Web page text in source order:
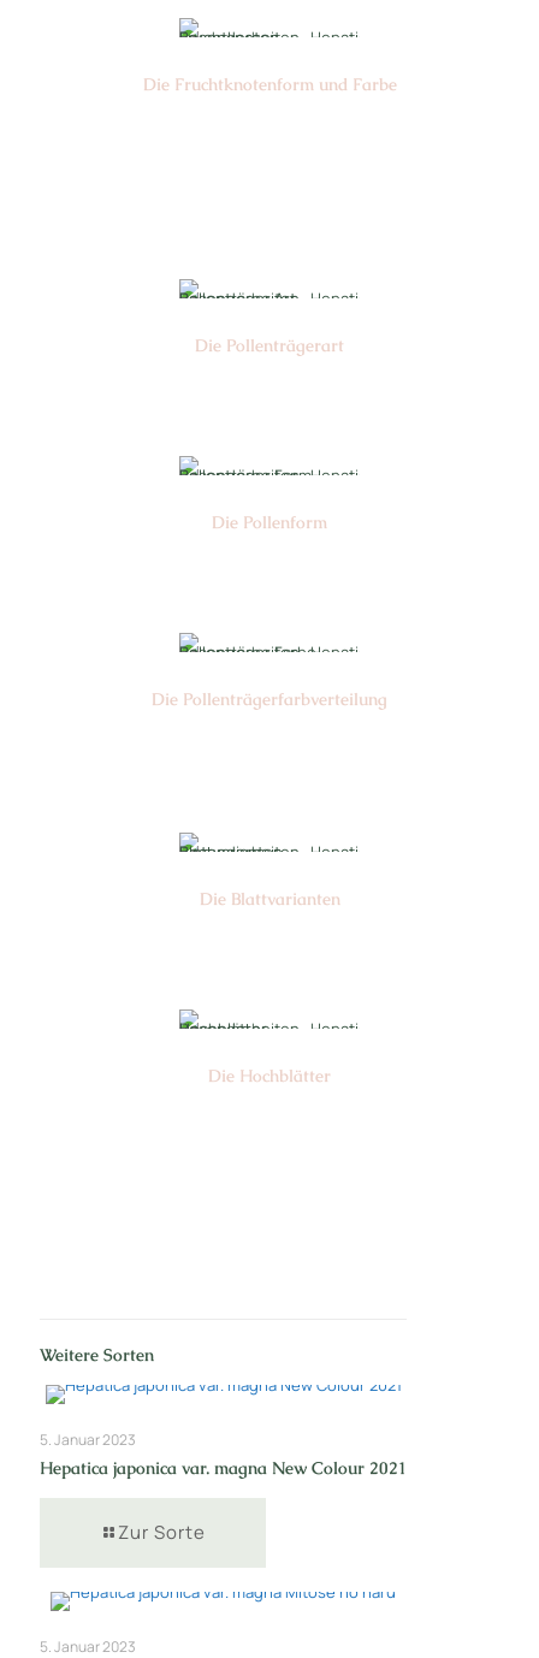
Die Frucht­knotenform und Farbe
Die Pollen­trägerart
Die Pollen­form
Die Pollen­trägerfarb­verteilung
Die Blattvarianten
Die Hochblätter
Weitere Sorten
5. Januar 2023
Hepatica japonica var. magna New Colour 2021
Zur Sorte
5. Januar 2023